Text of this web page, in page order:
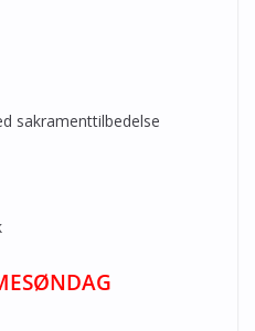
sakramenttilbedelse